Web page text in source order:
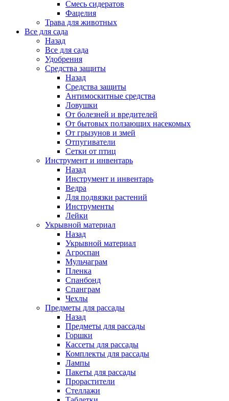
Смесь сидератов
Фацелия
Трава для животных
Все для сада
Назад
Все для сада
Удобрения
Средства защиты
Назад
Средства защиты
Антимоскитные средства
Ловушки
От болезней и вредителей
От бытовых ползающих насекомых
От грызунов и змей
Отпугиватели
Сетки от птиц
Инструмент и инвентарь
Назад
Инструмент и инвентарь
Ведра
Для подвязки растений
Инструменты
Лейки
Укрывной материал
Назад
Укрывной материал
Агроспан
Мульчаграм
Пленка
Спанбонд
Спанграм
Чехлы
Предметы для рассады
Назад
Предметы для рассады
Горшки
Кассеты для рассады
Комплекты для рассады
Лампы
Пакеты для рассады
Прорастители
Стеллажи